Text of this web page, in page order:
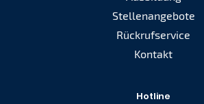
Stellenangebote
Rückrufservice
Kontakt
Hotline